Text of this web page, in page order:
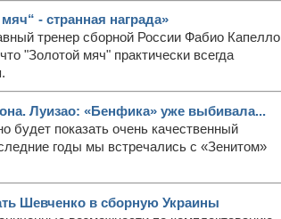
- странная награда»
тренер сборной России Фабио Капелло
"Золотой мяч" практически всегда
Луизао: «Бенфика» уже выбивала...
будет показать очень качественный
годы мы встречались с «Зенитом»
Шевченко в сборную Украины